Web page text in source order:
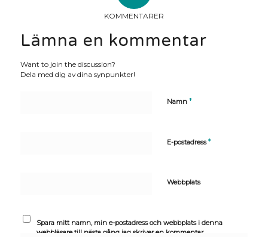
KOMMENTARER
Lämna en kommentar
Want to join the discussion?
Dela med dig av dina synpunkter!
Namn *
E-postadress*
Webbplats
Spara mitt namn, min e-postadress och webbplats i denna
webbläsare till nästa gång jag skriver en kommentar.